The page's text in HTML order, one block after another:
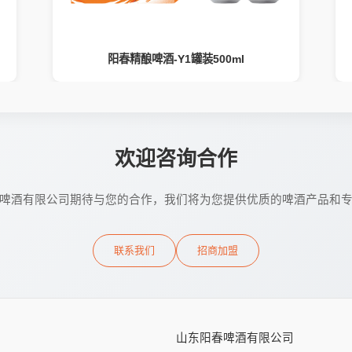
阳春精酿啤酒-Y1罐装500ml
欢迎咨询合作
酒有限公司期待与您的合作，我们将为您提供优质的啤酒产品和
联系我们 招商加盟
山东阳春啤酒有限公司